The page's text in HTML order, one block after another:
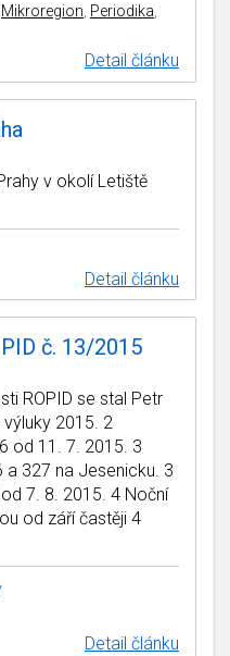
Mikroregion, Periodika,
Detail článku
v okolí Letiště
Detail článku
č. 13/2015
ROPID se stal Petr
2015. 2
od 11. 7. 2015. 3
a 327 na Jesenicku. 3
7. 8. 2015. 4 Noční
od září častěji 4
Detail článku